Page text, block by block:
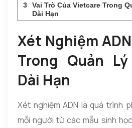
Vai Trò Của Vietcare Trong
Dài Hạn
Xét Nghiệm
Trong Quản
Dài Hạn
Xét nghiệm ADN là quá trình
mỗi người từ các mẫu sinh